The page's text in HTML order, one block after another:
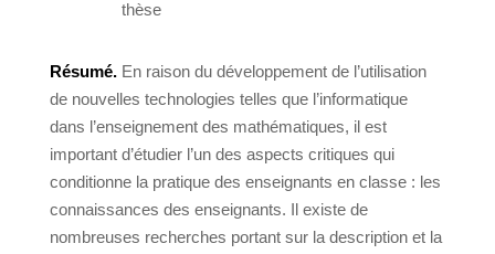
thèse
Résumé. En raison du développement de l’utilisation
de nouvelles technologies telles que l’informatique
dans l’enseignement des mathématiques, il est
important d’étudier l’un des aspects critiques qui
conditionne la pratique des enseignants en classe : les
connaissances des enseignants. Il existe de
nombreuses recherches portant sur la description et la